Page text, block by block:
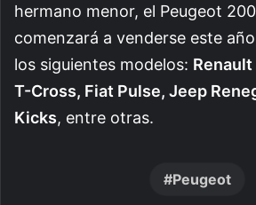
hermano menor, el Peugeot
comenzará a venderse este
los siguientes modelos: Renault
T-Cross, Fiat Pulse, Jeep
Kicks, entre otras.
Peugeot